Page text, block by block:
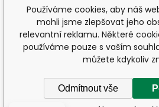
Používáme cookies, aby náš
mohli jsme zlepšovat jeho
relevantní reklamu. Některé
používáme pouze s vaším
můžete kdykoliv
Odmítnout vše